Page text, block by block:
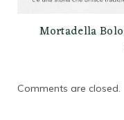
Mortadella
Comments are closed.